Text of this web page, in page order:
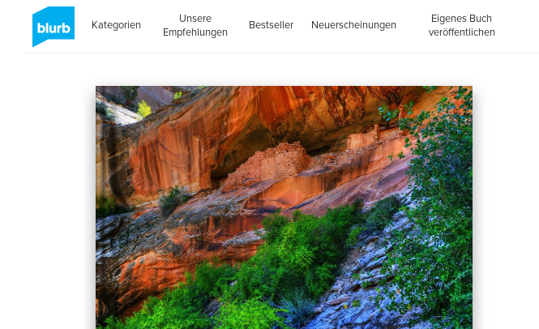
Kategorien
Unsere
Empfehlungen
Bestseller Neuerscheinungen
Eigenes Buch
veröffentlichen